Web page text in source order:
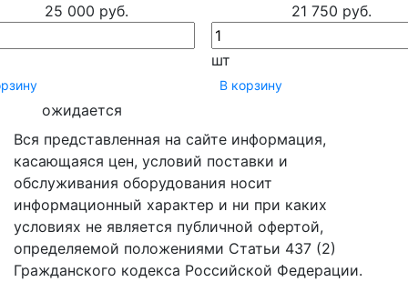
25 000 руб.
ожидается
21 750 руб.
шт
В корзину
Вся представленная на сайте информация,
касающаяся цен, условий поставки и
обслуживания оборудования носит
информационный характер и ни при каких
условиях не является публичной офертой,
определяемой положениями Статьи 437 (2)
Гражданского кодекса Российской Федерации.